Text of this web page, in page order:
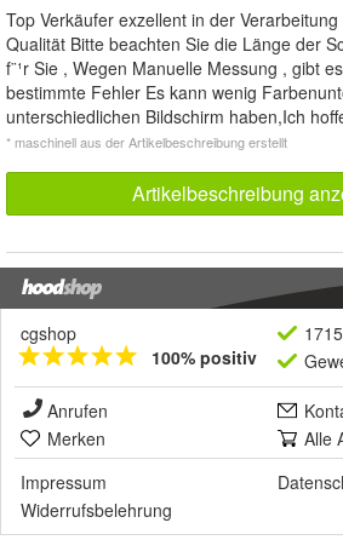
Top Verkäufer exzellent in der
Qualität Bitte beachten Sie die Länge der
f¨¹r Sie , Wegen Manuelle Messung , gibt
bestimmte Fehler Es kann wenig
unterschiedlichen Bildschirm haben,Ich
* maschinell aus der Artikelbeschreibung erstellt
Artikelbeschreibung
cgshop
100% positiv
Anrufen
Merken
Alle
Impressum
Widerrufsbelehrung